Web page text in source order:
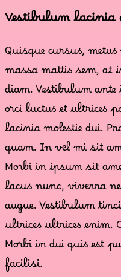
Vestibulum lacinia
Quisque cursus,
massa mattis sem, at
diam. Vestibulum
orci luctus et ultrices
lacinia molestie dui.
quam. In vel mi sit
Morbi in ipsum sit
lacus nunc, viverra
augue. Vestibulum
ultrices ultrices enim.
Morbi in dui quis est
facilisi.